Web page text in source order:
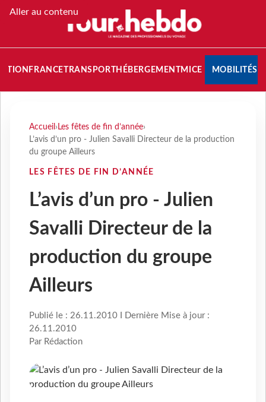
Aller au contenu
FRANCETRANSPORT HÉBERGEMENTMICE MOBILITÉS
Accueil › Les fêtes de fin d’année›
L’avis d’un pro - Julien Savalli Directeur de la production
du groupe Ailleurs
LES FÊTES DE FIN D’ANNÉE
L’avis d’un pro - Julien
Savalli Directeur de la
production du groupe
Ailleurs
Publié le : 26.11.2010 I Dernière Mise à jour :
26.11.2010
Par Rédaction